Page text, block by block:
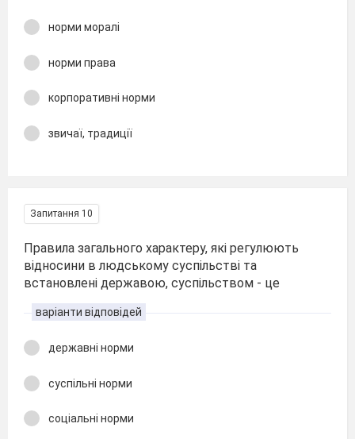
норми моралі
норми права
корпоративні норми
звичаї, традиції
Запитання 10
Правила загального характеру, які регулюють
відносини в людському суспільстві та
встановлені державою, суспільством - це
варіанти відповідей
державні норми
суспільні норми
соціальні норми